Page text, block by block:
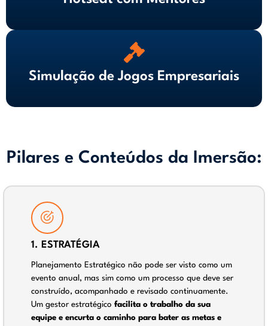
Simulação de Jogos Empresariais
Pilares e Conteúdos da Imersão:
1. ESTRATÉGIA
Planejamento Estratégico não pode ser visto como um
evento anual, mas sim como um processo que deve ser
construído, acompanhado e revisado continuamente.
Um gestor estratégico facilita o trabalho da sua
equipe e encurta o caminho para bater as metas e